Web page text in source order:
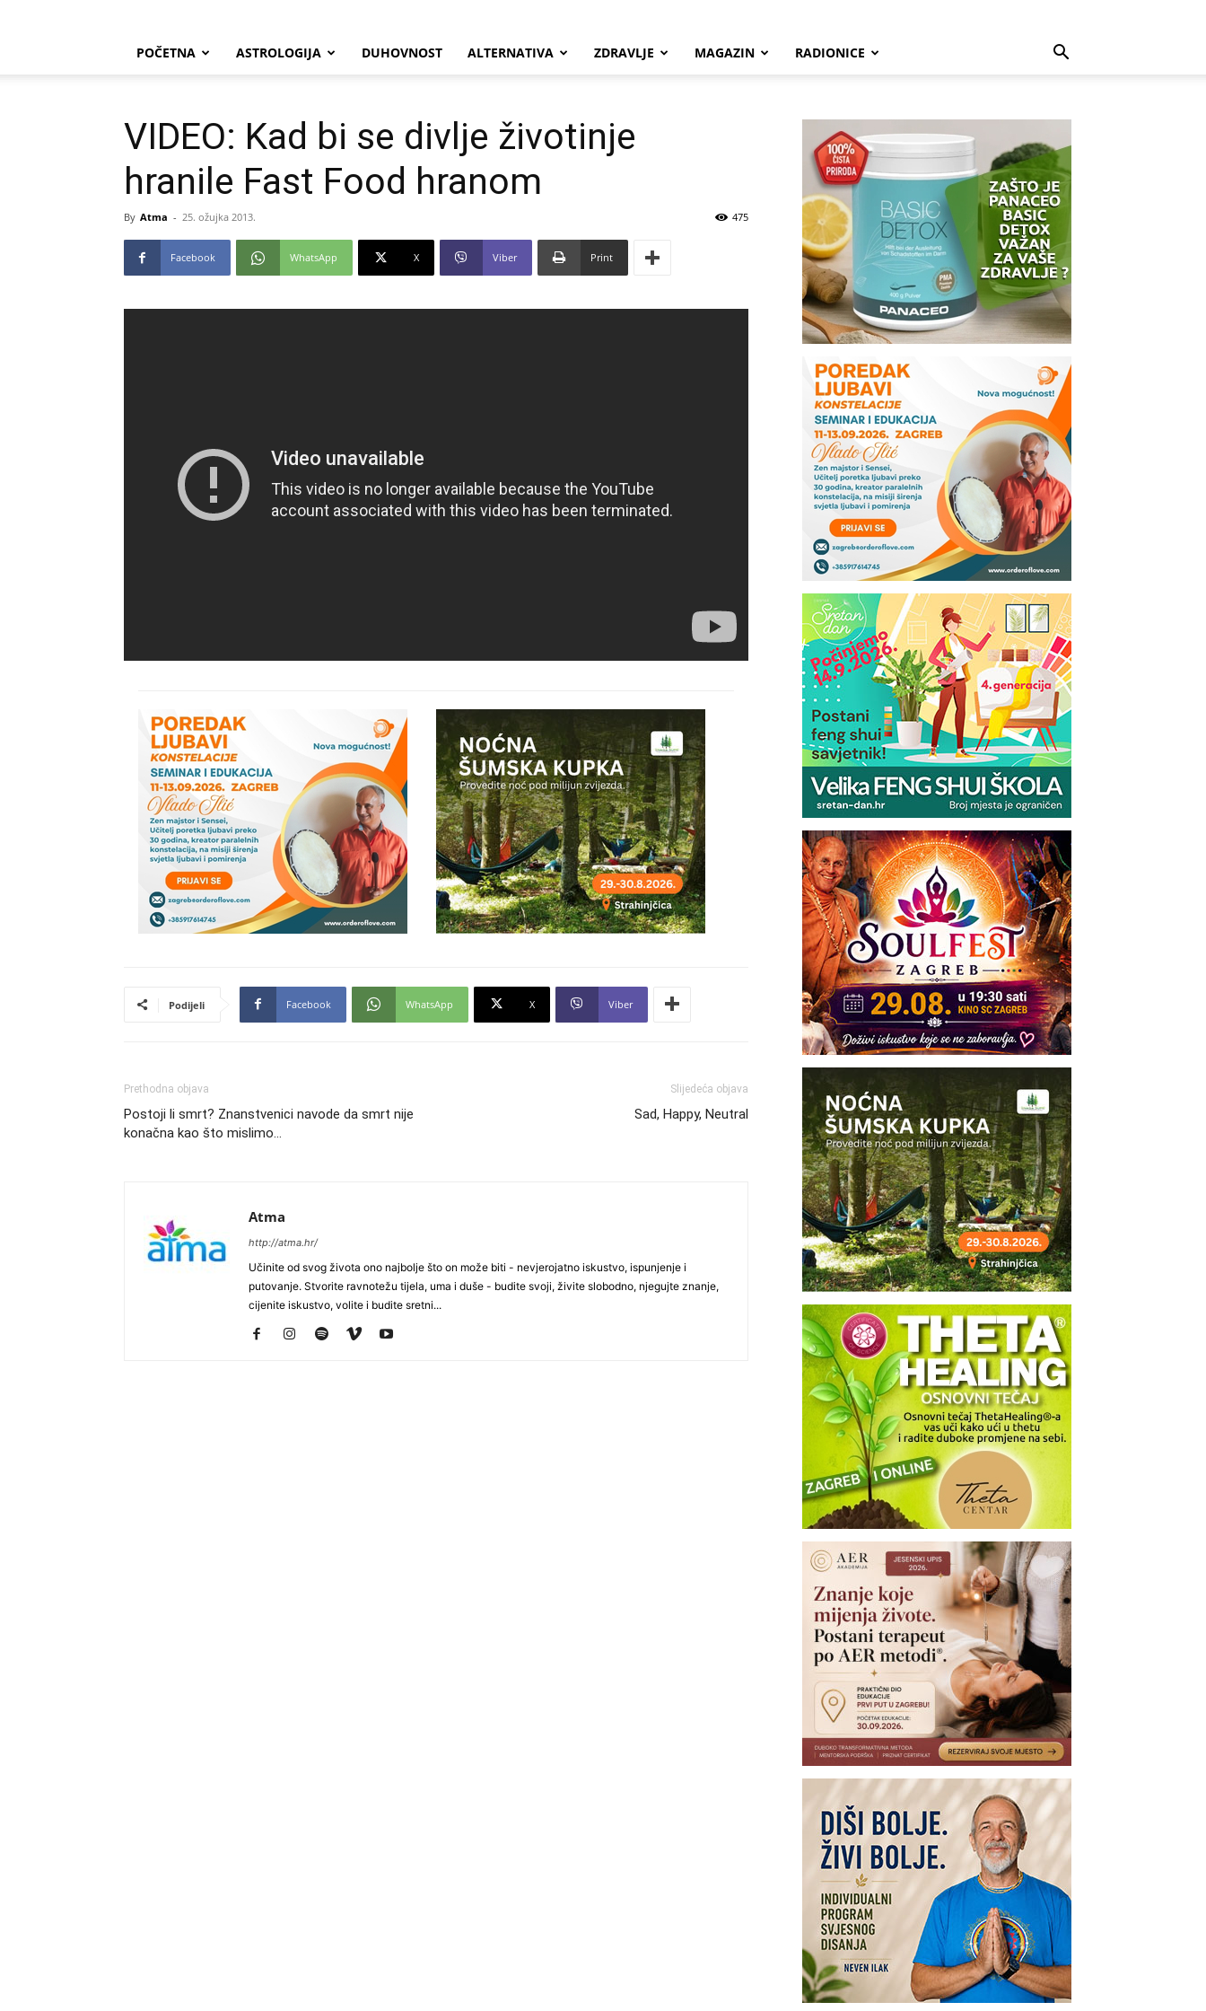
POČETNA ASTROLOGIJA DUHOVNOST ALTERNATIVA ZDRAVLJE MAGAZIN RADIONICE
VIDEO: Kad bi se divlje životinje
hranile Fast Food hranom
By Atma - 25. ožujka 2013. 475
Facebook WhatsApp X Viber Print
Podijeli Facebook WhatsApp X Viber
Prethodna objava
Postoji li smrt? Znanstvenici navode da smrt nije
konačna kao što mislimo…
Slijedeća objava
Sad, Happy, Neutral
Atma
http://atma.hr/
Učinite od svog života ono najbolje što on može biti - nevjerojatno iskustvo, ispunjenje i
putovanje. Stvorite ravnotežu tijela, uma i duše - budite svoji, živite slobodno, njegujte znanje,
cijenite iskustvo, volite i budite sretni...